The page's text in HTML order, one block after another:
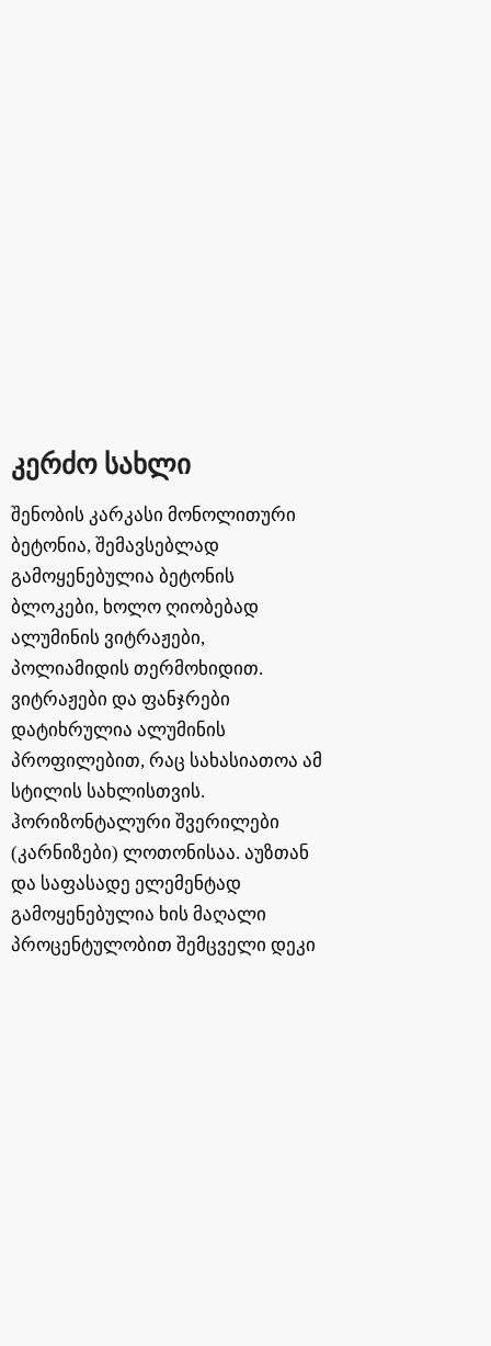
კერძო სახლი
შენობის კარკასი მონოლითური
ბეტონია, შემავსებლად
გამოყენებულია ბეტონის
ბლოკები, ხოლო ღიობებად
ალუმინის ვიტრაჟები,
პოლიამიდის თერმოხიდით.
ვიტრაჟები და ფანჯრები
დატიხრულია ალუმინის
პროფილებით, რაც სახასიათოა ამ
სტილის სახლისთვის.
ჰორიზონტალური შვერილები
(კარნიზები) ლოთონისაა. აუზთან
და საფასადე ელემენტად
გამოყენებულია ხის მაღალი
პროცენტულობით შემცველი დეკი